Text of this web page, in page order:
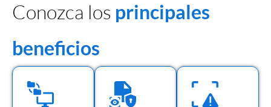
Conozca los principales
beneficios